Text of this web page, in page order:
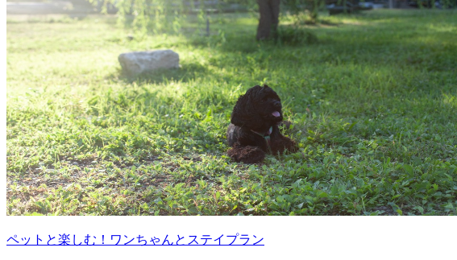
ペットと楽しむ！ワンちゃんとステイプラン